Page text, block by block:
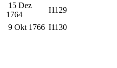
15 Dez
1764
I1129
9 Okt 1766 I1130